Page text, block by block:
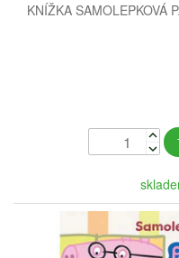
KNÍŽKA SAMOLEPKOVÁ